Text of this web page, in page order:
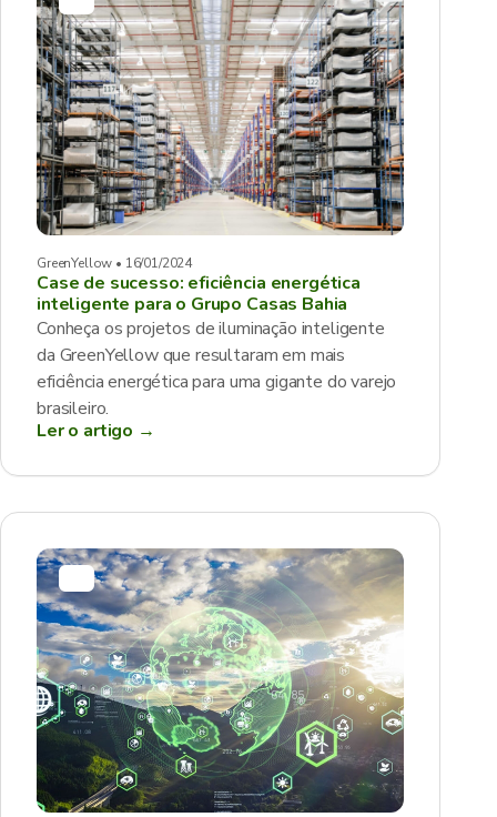
GreenYellow • 16/01/2024
Case de sucesso: eficiência energética
inteligente para o Grupo Casas Bahia
Conheça os projetos de iluminação inteligente
da GreenYellow que resultaram em mais
eficiência energética para uma gigante do varejo
brasileiro.
Ler o artigo →